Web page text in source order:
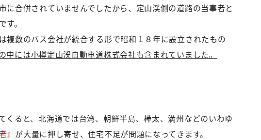
に合併されていませんでしたから、定山渓側の道路の当事者と
。
複数のバス会社が統合する形で昭和１８年に設立されたもの
中には小樽定山渓自動車道株式会社も含まれていました。
くると、北海道では台湾、朝鮮半島、樺太、満州などのいわゆ
』 が大量に押し寄せ、住宅不足が問題になってきます。